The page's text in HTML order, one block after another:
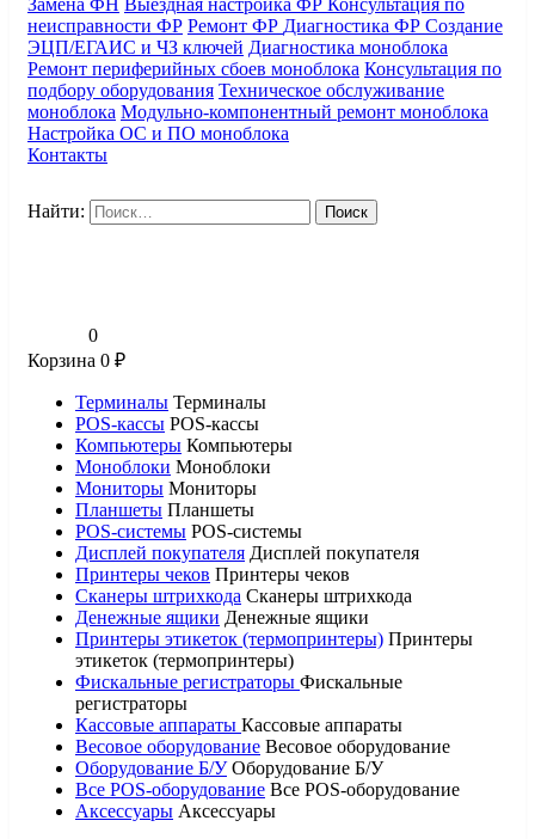
неисправности ФР Ремонт ФР Диагностика ФР Создание
ЭЦП/ЕГАИС и ЧЗ ключей Диагностика моноблока
Ремонт периферийных сбоев моноблока Консультация по
подбору оборудования Техническое обслуживание
моноблока Модульно-компонентный ремонт моноблока
Настройка ОС и ПО моноблока
Контакты
Найти:
0
Корзина 0 ₽
Терминалы Терминалы
POS-кассы POS-кассы
Компьютеры Компьютеры
Моноблоки Моноблоки
Мониторы Мониторы
Планшеты Планшеты
POS-системы POS-системы
Дисплей покупателя Дисплей покупателя
Принтеры чеков Принтеры чеков
Сканеры штрихкода Сканеры штрихкода
Денежные ящики Денежные ящики
Принтеры этикеток (термопринтеры) Принтеры
этикеток (термопринтеры)
Фискальные регистраторы Фискальные
регистраторы
Кассовые аппараты Кассовые аппараты
Весовое оборудование Весовое оборудование
Оборудование Б/У Оборудование Б/У
Все POS-оборудование Все POS-оборудование
Аксессуары Аксессуары